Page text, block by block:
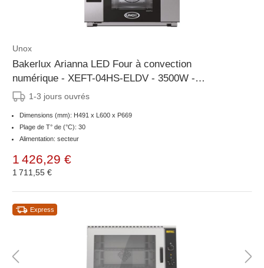
Unox
Bakerlux Arianna LED Four à convection
numérique - XEFT-04HS-ELDV - 3500W -
460x330mm
1-3 jours ouvrés
Dimensions (mm): H491 x L600 x P669
Plage de T° de (°C): 30
Alimentation: secteur
1 426,29 €
1 711,55 €
Express